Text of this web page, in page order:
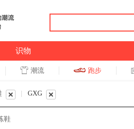
识物
潮流 跑步
GXG
鞋